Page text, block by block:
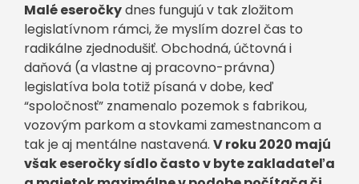
Malé eseročkydnes fungujú v tak zložitom
legislatívnom rámci, že myslím dozrel čas to
radikálne zjednodušiť. Obchodná, účtovná i
daňová (a vlastne aj pracovno-právna)
legislatíva bola totiž písaná v dobe, keď
“spoločnosť” znamenalo pozemok s fabrikou,
vozovým parkom a stovkami zamestnancom a
tak je aj mentálne nastavená. V roku 2020 majú
však eseročky sídlo často v byte zakladateľa